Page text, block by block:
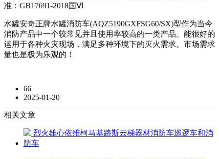
准：GB17691-2018国Ⅵ
水罐安奇正牌水罐消防车(AQZ5190GXFSG60/SX)型作为当今
消防产品中一个较常见并且使用率较高的一类产品。能很好的
运用于各种火灾现场，满足多种环境下的灭火需求。市场需求
量也是极为乐观的！
66
2025-01-20
相关文章